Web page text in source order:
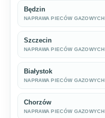
Będzin
NAPRAWA PIECÓW GAZOWYCH
Szczecin
NAPRAWA PIECÓW GAZOWYCH
Białystok
NAPRAWA PIECÓW GAZOWYCH
Chorzów
NAPRAWA PIECÓW GAZOWYCH